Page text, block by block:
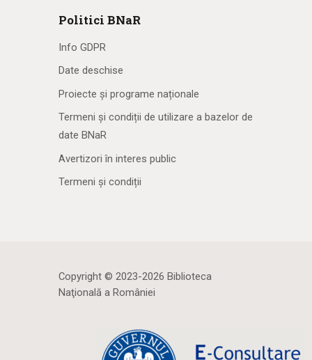
Politici BNaR
Info GDPR
Date deschise
Proiecte și programe naționale
Termeni și condiții de utilizare a bazelor de
date BNaR
Avertizori în interes public
Termeni și condiții
Copyright © 2023-2026 Biblioteca
Naţională a României